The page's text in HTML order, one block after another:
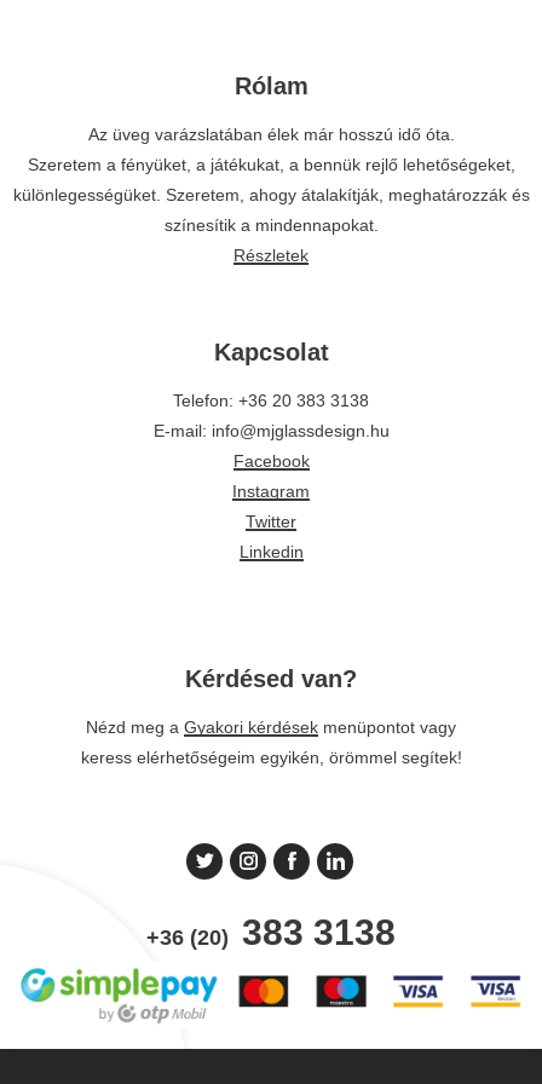
Rólam
Az üveg varázslatában élek már hosszú idő óta.
Szeretem a fényüket, a játékukat, a bennük rejlő lehetőségeket,
különlegességüket. Szeretem, ahogy átalakítják, meghatározzák és
színesítik a mindennapokat.
Részletek
Kapcsolat
Telefon: +36 20 383 3138
E-mail: info@mjglassdesign.hu
Facebook
Instagram
Twitter
Linkedin
Kérdésed van?
Nézd meg a Gyakori kérdések menüpontot vagy
keress elérhetőségeim egyikén, örömmel segítek!
+36 (20) 383 3138